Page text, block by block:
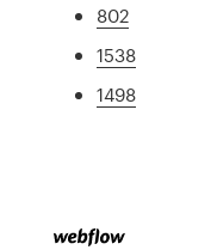
802
1538
1498